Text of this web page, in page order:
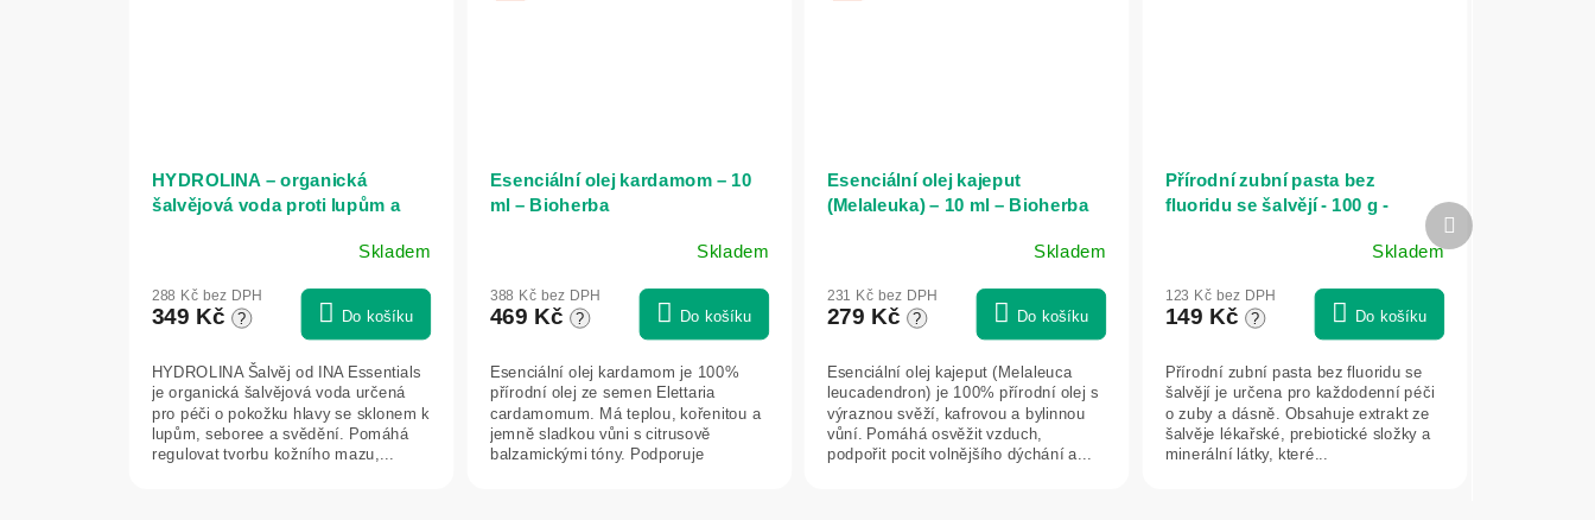
HYDROLINA – organická
šalvějová voda proti lupům a
Skladem
288 Kč bez DPH
349 Kč ? Do košíku
HYDROLINA Šalvěj od INA Essentials
je organická šalvějová voda určená
pro péči o pokožku hlavy se sklonem k
lupům, seboree a svědění. Pomáhá
regulovat tvorbu kožního mazu,...
Esenciální olej kardamom – 10
ml – Bioherba
Skladem
388 Kč bez DPH
469 Kč ? Do košíku
Esenciální olej kardamom je 100%
přírodní olej ze semen Elettaria
cardamomum. Má teplou, kořenitou a
jemně sladkou vůni s citrusově
balzamickými tóny. Podporuje
Esenciální olej kajeput
(Melaleuka) – 10 ml – Bioherba
Skladem
231 Kč bez DPH
279 Kč ? Do košíku
Esenciální olej kajeput (Melaleuca
leucadendron) je 100% přírodní olej s
výraznou svěží, kafrovou a bylinnou
vůní. Pomáhá osvěžit vzduch,
podpořit pocit volnějšího dýchání a...
Přírodní zubní pasta bez
fluoridu se šalvějí - 100 g -
Skladem
123 Kč bez DPH
149 Kč ? Do košíku
Přírodní zubní pasta bez fluoridu se
šalvějí je určena pro každodenní péči
o zuby a dásně. Obsahuje extrakt ze
šalvěje lékařské, prebiotické složky a
minerální látky, které...
Další
produkt